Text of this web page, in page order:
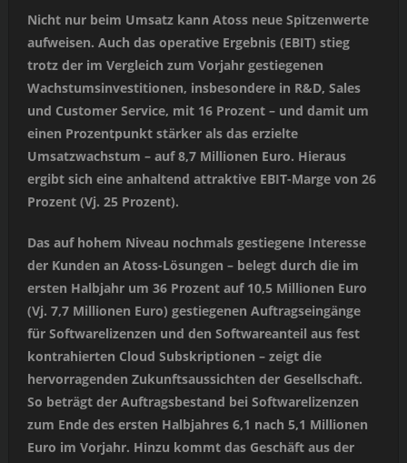
Nicht nur beim Umsatz kann Atoss neue Spitzenwerte
aufweisen. Auch das operative Ergebnis (EBIT) stieg
trotz der im Vergleich zum Vorjahr gestiegenen
Wachstumsinvestitionen, insbesondere in R&D, Sales
und Customer Service, mit 16 Prozent – und damit um
einen Prozentpunkt stärker als das erzielte
Umsatzwachstum – auf 8,7 Millionen Euro. Hieraus
ergibt sich eine anhaltend attraktive EBIT-Marge von 26
Prozent (Vj. 25 Prozent).
Das auf hohem Niveau nochmals gestiegene Interesse
der Kunden an Atoss-Lösungen – belegt durch die im
ersten Halbjahr um 36 Prozent auf 10,5 Millionen Euro
(Vj. 7,7 Millionen Euro) gestiegenen Auftragseingänge
für Softwarelizenzen und den Softwareanteil aus fest
kontrahierten Cloud Subskriptionen – zeigt die
hervorragenden Zukunftsaussichten der Gesellschaft.
So beträgt der Auftragsbestand bei Softwarelizenzen
zum Ende des ersten Halbjahres 6,1 nach 5,1 Millionen
Euro im Vorjahr. Hinzu kommt das Geschäft aus der